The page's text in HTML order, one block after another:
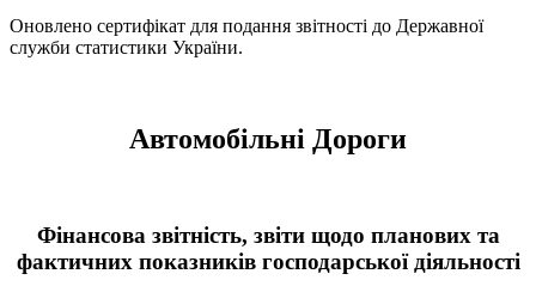
Оновлено сертифікат для подання звітності до Державної
служби статистики України.
Автомобільні Дороги
Фінансова звітність, звіти щодо планових та
фактичних показників господарської діяльності